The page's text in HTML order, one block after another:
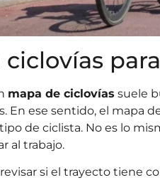
ciclovías
mapa de ciclovías suele
En ese sentido, el mapa
de ciclista. No es lo
al trabajo.
si el trayecto tiene